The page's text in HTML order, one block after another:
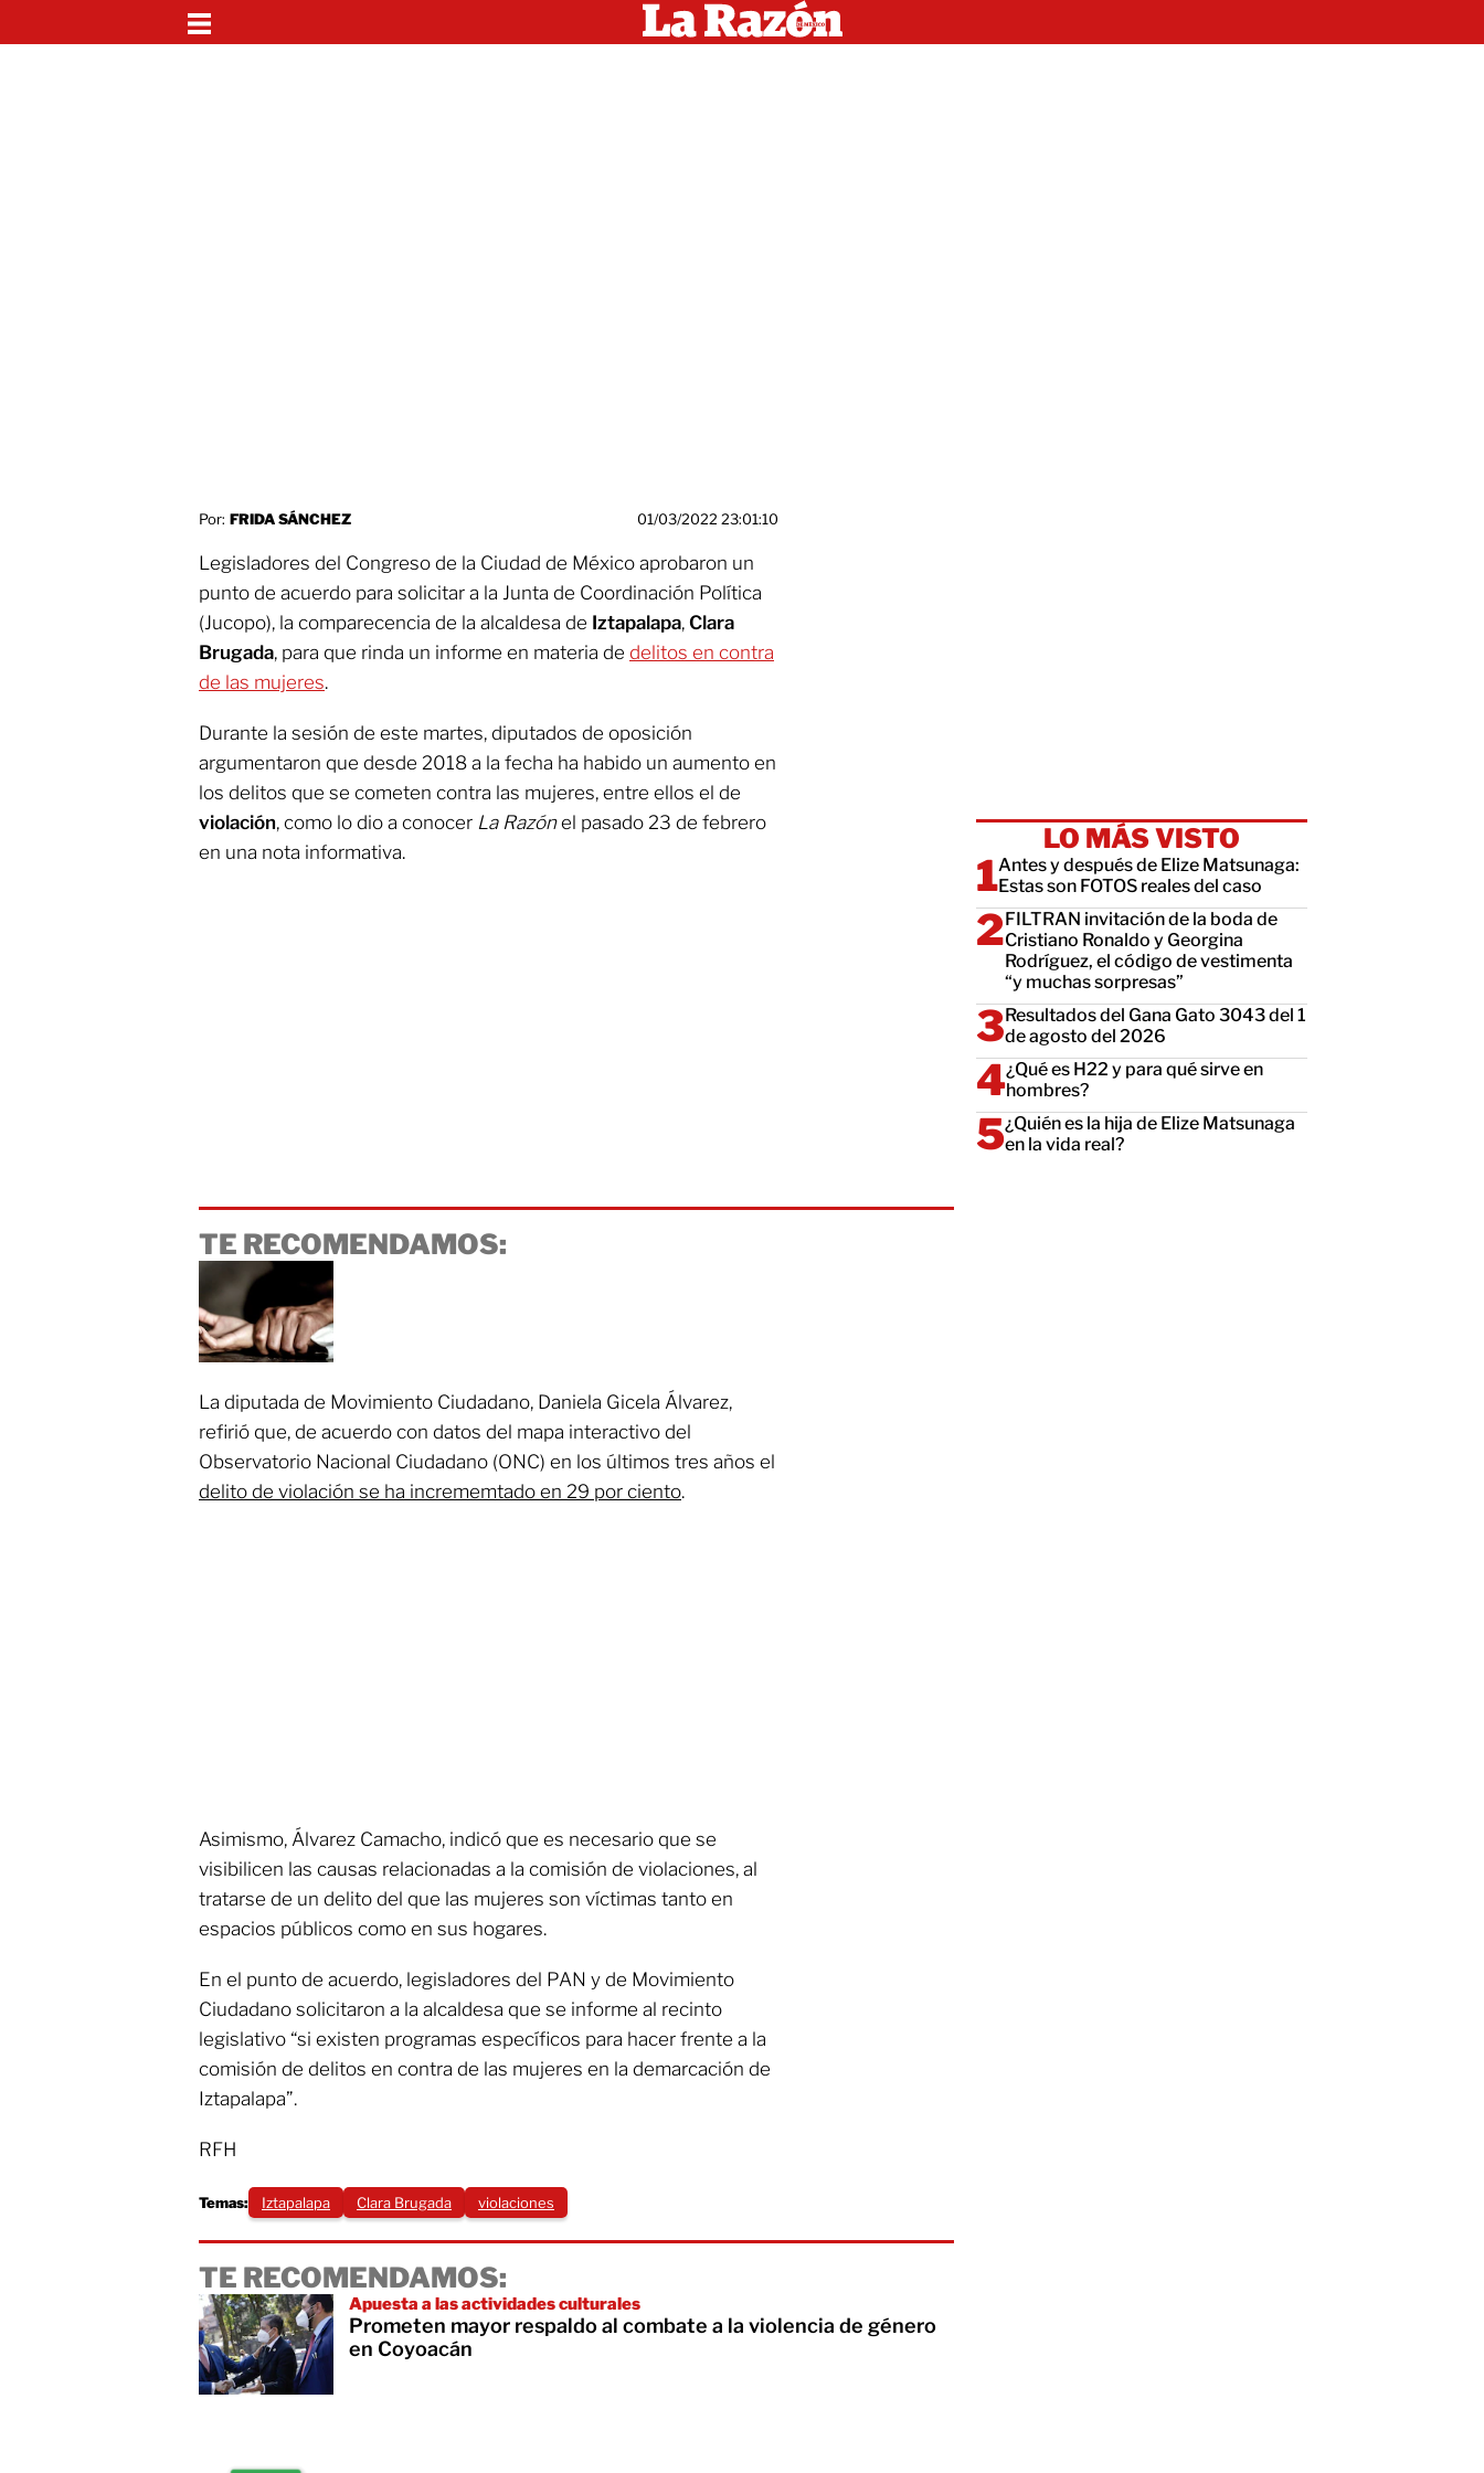
Por: FRIDA SÁNCHEZ 01/03/2022 23:01:10
Legisladores del Congreso de la Ciudad de México aprobaron un
punto de acuerdo para solicitar a la Junta de Coordinación Política
(Jucopo), la comparecencia de la alcaldesa de Iztapalapa, Clara
Brugada, para que rinda un informe en materia de delitos en contra
de las mujeres.
Durante la sesión de este martes, diputados de oposición
argumentaron que desde 2018 a la fecha ha habido un aumento en
los delitos que se cometen contra las mujeres, entre ellos el de
violación, como lo dio a conocer La Razónel pasado 23 de febrero
en una nota informativa.
TE RECOMENDAMOS:
La diputada de Movimiento Ciudadano, Daniela Gicela Álvarez,
refirió que, de acuerdo con datos del mapa interactivo del
Observatorio Nacional Ciudadano (ONC) en los últimos tres años el
delito de violación se ha incrememtado en 29 por ciento.
Asimismo, Álvarez Camacho, indicó que es necesario que se
visibilicen las causas relacionadas a la comisión de violaciones, al
tratarse de un delito del que las mujeres son víctimas tanto en
espacios públicos como en sus hogares.
En el punto de acuerdo, legisladores del PAN y de Movimiento
Ciudadano solicitaron a la alcaldesa que se informe al recinto
legislativo “si existen programas específicos para hacer frente a la
comisión de delitos en contra de las mujeres en la demarcación de
Iztapalapa”.
RFH
Temas: Iztapalapa Clara Brugada violaciones
TE RECOMENDAMOS:
Apuesta a las actividades culturales
Prometen mayor respaldo al combate a la violencia de género
en Coyoacán
LO MÁS VISTO
Antes y después de Elize Matsunaga:
Estas son FOTOS reales del caso
FILTRAN invitación de la boda de
Cristiano Ronaldo y Georgina
Rodríguez, el código de vestimenta
“y muchas sorpresas”
Resultados del Gana Gato 3043 del 1
de agosto del 2026
¿Qué es H22 y para qué sirve en
hombres?
¿Quién es la hija de Elize Matsunaga
en la vida real?